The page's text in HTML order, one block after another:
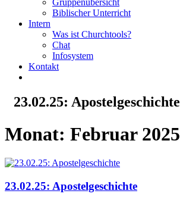
Biblischer Unterricht
Intern
Was ist Churchtools?
Chat
Infosystem
Kontakt
23.02.25: Apostelgeschichte
Monat: Februar 2025
23.02.25: Apostelgeschichte